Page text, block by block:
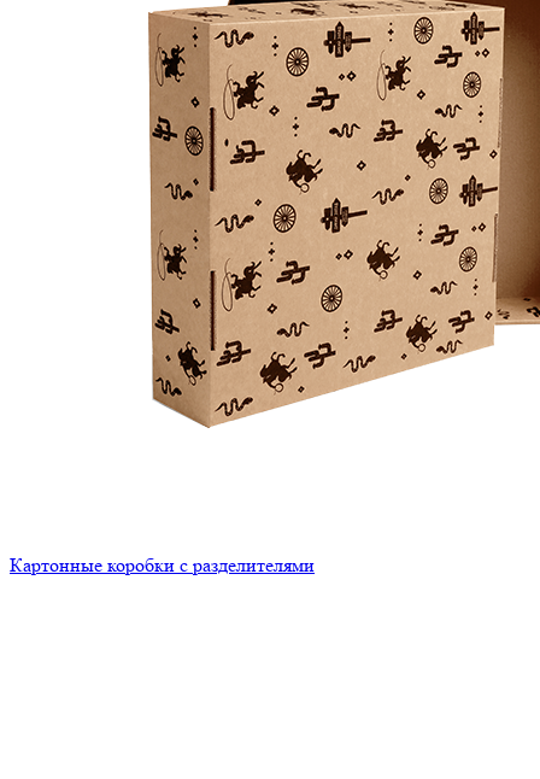
Картонные коробки с разделителями